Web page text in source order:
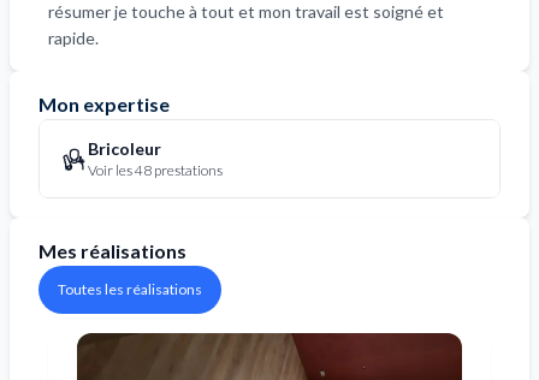
résumer je touche à tout et mon travail est soigné et
rapide.
Mon expertise
Bricoleur
Voir les 48 prestations
Mes réalisations
Toutes les réalisations